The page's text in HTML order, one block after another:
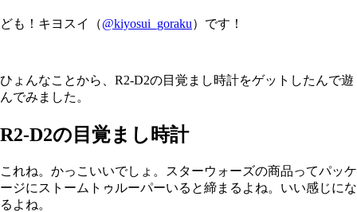
ども！キヨスイ（@kiyosui_goraku）です！
ひょんなことから、R2-D2の目覚まし時計をゲットしたんで遊
んでみました。
R2-D2の目覚まし時計
これね。かっこいいでしょ。スターウォーズの商品ってパッケ
ージにストームトゥルーパーいると締まるよね。いい感じにな
るよね。